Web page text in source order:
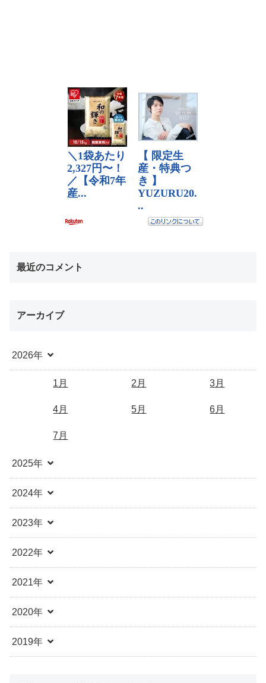
最近のコメント
アーカイブ
2026年
1月 2月 3月
4月 5月 6月
7月
2025年
2024年
2023年
2022年
2021年
2020年
2019年